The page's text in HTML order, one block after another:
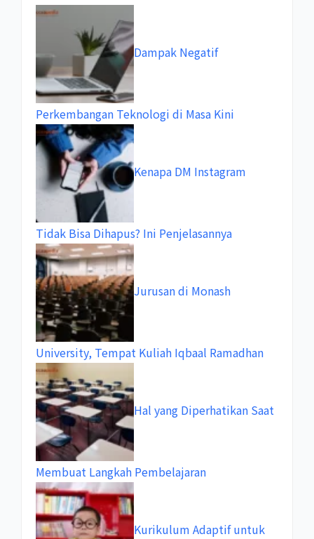
Dampak Negatif
Perkembangan Teknologi di Masa Kini
Kenapa DM Instagram
Tidak Bisa Dihapus? Ini Penjelasannya
Jurusan di Monash
University, Tempat Kuliah Iqbaal Ramadhan
Hal yang Diperhatikan Saat
Membuat Langkah Pembelajaran
Kurikulum Adaptif untuk